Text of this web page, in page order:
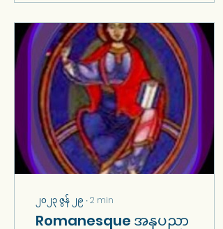
၂၀၂၃ ဇွန် ၂၉ ∙2 min
Romanesque အနုပညာ